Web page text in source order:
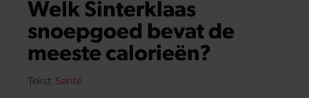
Welk Sinterklaas
snoepgoed bevat de
meeste calorieën?
Tekst: Santé